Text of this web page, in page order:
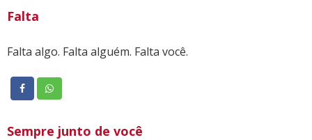
Falta
Falta algo. Falta alguém. Falta você.
Sempre junto de você